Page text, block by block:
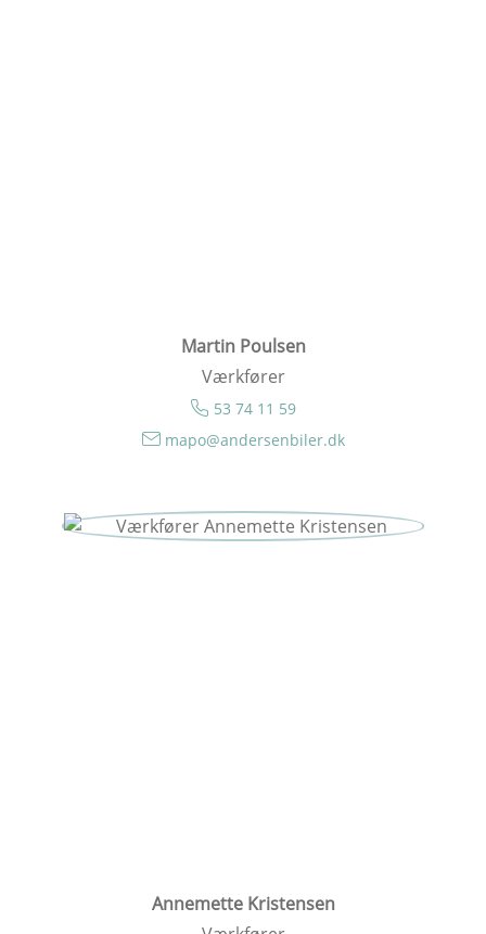
Martin Poulsen
Værkfører
53 74 11 59
mapo@andersenbiler.dk
Annemette Kristensen